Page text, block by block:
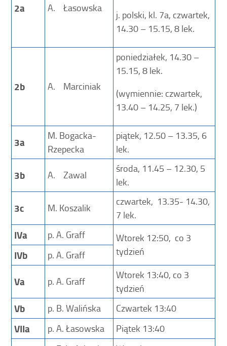
2a A. Łasowska
j. polski, kl. 7a, czwartek,
14.30 – 15.15, 8 lek.
2b A. Marciniak
poniedziałek, 14.30 –
15.15, 8 lek.
(wymiennie: czwartek,
13.40 – 14.25, 7 lek.)
3a
M. Bogacka-
Rzepecka
piątek, 12.50 – 13.35, 6
lek.
3b A. Zawal
środa, 11.45 – 12.30, 5
lek.
3c M. Koszalik
czwartek, 13.35- 14.30,
7 lek.
IVa p. A. Graff
Wtorek 12:50, co 3
tydzień
IVb p. A. Graff
Va p. A. Graff
Wtorek 13:40, co 3
tydzień
Vb p. B. Walińska Czwartek 13:40
VIIa p. A. Łasowska Piątek 13:40